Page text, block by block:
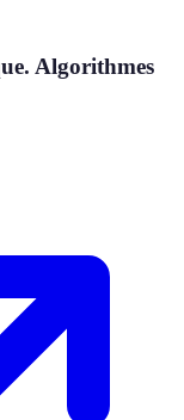
Algorithmes